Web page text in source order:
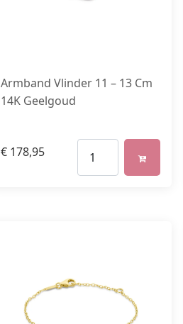
Armband Vlinder 11 – 13 Cm
14K Geelgoud
€ 178,95